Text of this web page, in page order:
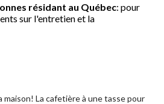
résidant au Québec: pour
sur l'entretien et la
maison! La cafetière à une tasse pour